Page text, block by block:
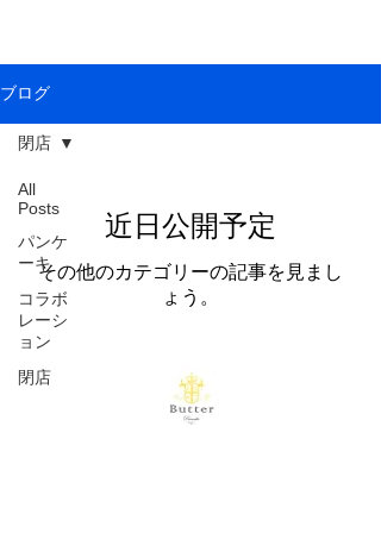
ブログ
All
Posts
パンケ
ーキ
コラボ
レーシ
ョン
閉店
閉店
近日公開予定
その他のカテゴリーの記事を見まし
ょう。